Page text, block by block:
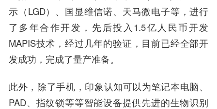
示（LGD）、国显维信诺、 天马微电子等，进行
了多年合作开发，先后投入1.5亿人民币开发
MAPIS技术，经过几年的验证，目前已经全部开
发成功，完成了量产准备。
此外，除了手机，印象认知可以为笔记本电脑、
PAD、指纹锁等等智能设备提供先进的生物识别